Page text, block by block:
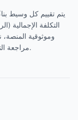
يتم تقييم كل وسيط
التكلفة الإجمالية
وموثوقية المنصة،
مراجعة التقييمات بانتظام وتحديثها مع تغير عروض الوسطاء.